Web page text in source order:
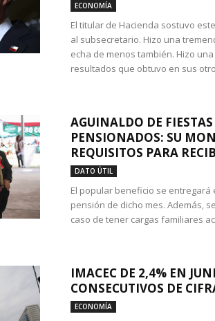
ECONOMÍA
El titular de Hacienda sostuvo
al subsecretario. Hizo una
echa de menos también. Hizo
resultados que obtuvo en sus
AGUINALDO DE
PENSIONADOS: SU
REQUISITOS PARA
DATO ÚTIL
El popular beneficio se
pensión de dicho mes. Además,
caso de tener cargas familiares
IMACEC DE 2,4% EN
CONSECUTIVOS DE
ECONOMÍA